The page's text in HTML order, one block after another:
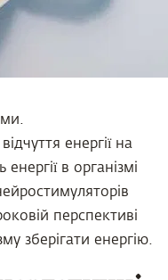
енергії на
в організмі
перспективі
зберігати енергію.